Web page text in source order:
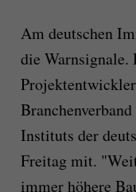
Am deutschen
die
Instituts der
Freitag mit.
immer höhere